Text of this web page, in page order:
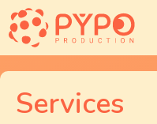
Aller
au
contenu
Services